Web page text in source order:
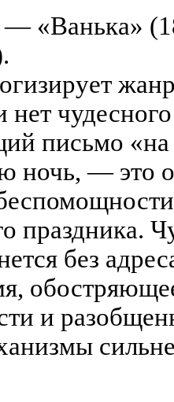
«Ванька»
нет
письмо «на
ночь, — это
праздника.
без
и